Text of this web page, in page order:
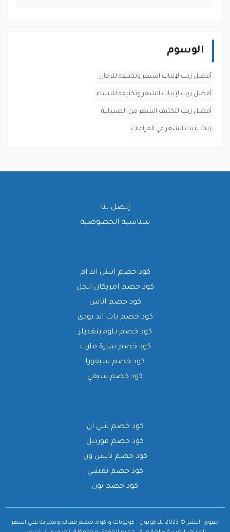
الوسوم
أفضل زيت لإنبات الشعر وتكثيفه للرجال
أفضل زيت لإنبات الشعر وتكثيفه للنساء
أفضل زيت لتكثيف الشعر من الصيدلية
زيت ينبت الشعر في الفراغات
إتصل بنا
سياسية الخصوصية
كود خصم اتش اند ام
كود خصم امريكان ايجل
كود خصم اناس
كود خصم باث اند بودي
كود خصم بلومينغديلز
كود خصم سارة مارت
كود خصم سيفورا
كود خصم سيفي
كود خصم شي ان
كود خصم فورديل
كود خصم نايس ون
كود خصم نمشي
كود خصم نون
حقوق النشر © 2023 يلا كوبون : كوبونات واكواد خصم فعالة ومجربة علي اشهر